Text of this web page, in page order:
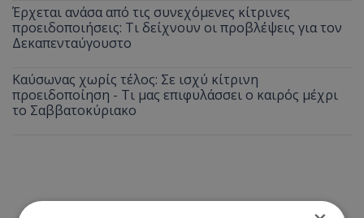
Έρχεται ανάσα από τις συνεχόμενες κίτρινες
προειδοποιήσεις: Τι δείχνουν οι προβλέψεις για τον
Δεκαπενταύγουστο
Καύσωνας χωρίς τέλος: Σε ισχύ κίτρινη
προειδοποίηση - Τι μας επιφυλάσσει ο καιρός μέχρι
το Σαββατοκύριακο